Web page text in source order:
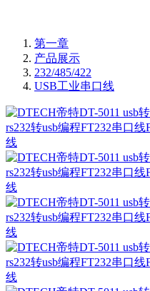
第一章
产品展示
232/485/422
USB工业串口线